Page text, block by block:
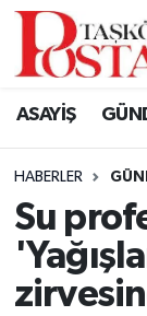
ASAYİŞ
HABERLER
Su
Araç
Azdavay